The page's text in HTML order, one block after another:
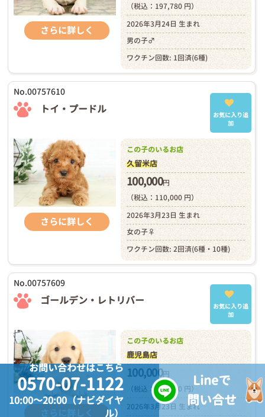
さらに詳しく
（税込：197,780 円）
2026年3月24日 生まれ
男の子♂
ワクチン回数: 1回済(6種)
No.00757610
トイ・プードル
お気に入り追
加
さらに詳しく
この子のいるお店
久留米店
100,000円
（税込：110,000 円）
2026年3月23日 生まれ
女の子♀
ワクチン回数: 2回済(6種・10種)
No.00757609
ゴールデン・レトリバー
お気に入り追
加
さらに詳しく
この子のいるお店
鹿児島店
100,000円
（税込：110,000 円）
2026年3月23日 生まれ
お問い合わせはこちら
0570-07-1122
10:00～20:00（ナビダイヤ
ル）
Lineで
問い合せ